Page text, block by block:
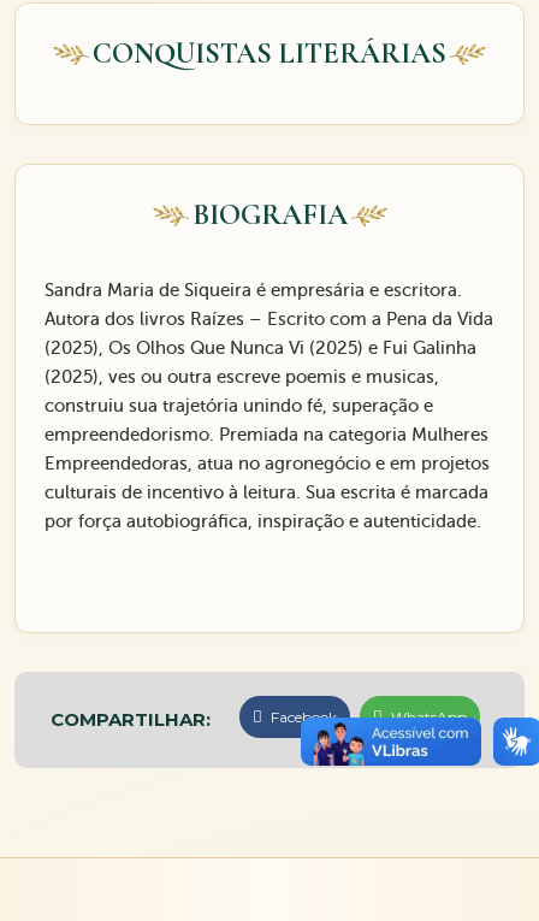
CONQUISTAS LITERÁRIAS
BIOGRAFIA
Sandra Maria de Siqueira é empresária e escritora.
Autora dos livros Raízes – Escrito com a Pena da Vida
(2025), Os Olhos Que Nunca Vi (2025) e Fui Galinha
(2025), ves ou outra escreve poemis e musicas,
construiu sua trajetória unindo fé, superação e
empreendedorismo. Premiada na categoria Mulheres
Empreendedoras, atua no agronegócio e em projetos
culturais de incentivo à leitura. Sua escrita é marcada
por força autobiográfica, inspiração e autenticidade.
COMPARTILHAR: Facebook WhatsApp